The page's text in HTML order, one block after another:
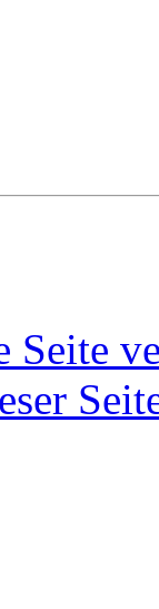
Seite